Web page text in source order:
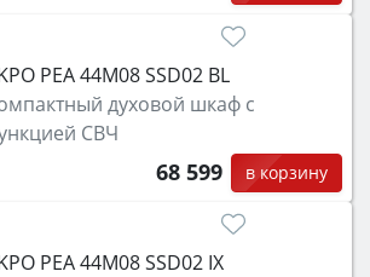
PEA 44M08 SSD02 BL
духовой шкаф с
СВЧ
68 599 в корзину
PEA 44M08 SSD02 IX